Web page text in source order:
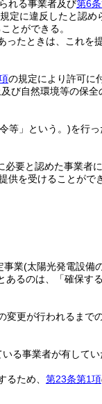
れる事業者及び第6
定に違反したと認め
とができる。
たときは、これを
の規定により許可に
び自然環境等の保全
等」という。)を行
要と認めた事業者
供を受けることがで
事業(太陽光発電設備
あるのは、「確保す
更が行われるまでの
る事業者が有して
ため、 第23条第1項